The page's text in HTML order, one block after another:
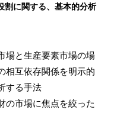
割に関する、基本的分析
場と生産要素市場の場
相互依存関係を明示的
する手法
の市場に焦点を絞った